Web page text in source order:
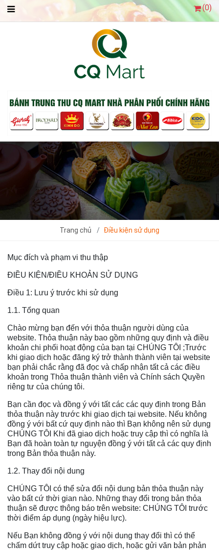
(0)
Trang chủ Điều kiện sử dụng
Mục đích và phạm vi thu thập
ĐIỀU KIỆN/ĐIỀU KHOẢN SỬ DỤNG
Điều 1: Lưu ý trước khi sử dụng
1.1. Tổng quan
Chào mừng bạn đến với thỏa thuận người dùng của
website. Thỏa thuận này bao gồm những quy định và điều
khoản chi phối hoạt động của bạn tại CHÚNG TÔI ;Trước
khi giao dịch hoặc đăng ký trở thành thành viên tại website
bạn phải chắc rằng đã đọc và chấp nhận tất cả các điều
khoản trong Thỏa thuận thành viên và Chính sách Quyền
riêng tư của chúng tôi.
Bạn cần đọc và đồng ý với tất các các quy định trong Bản
thỏa thuận này trước khi giao dịch tại website. Nếu không
đồng ý với bất cứ quy định nào thì Bạn không nên sử dụng
CHÚNG TÔI Khi đã giao dịch hoặc truy cập thì có nghĩa là
Bạn đã hoàn toàn tự nguyện đồng ý với tất cả các quy định
trong Bản thỏa thuận này.
1.2. Thay đổi nội dung
CHÚNG TÔI có thể sửa đổi nội dung bản thỏa thuận này
vào bất cứ thời gian nào. Những thay đổi trong bản thỏa
thuận sẽ được thông báo trên website: CHÚNG TÔI trước
thời điểm áp dụng (ngày hiệu lực).
Nếu Bạn không đồng ý với nội dung thay đổi thì có thể
chấm dứt truy cập hoặc giao dịch, hoặc gửi văn bản phản